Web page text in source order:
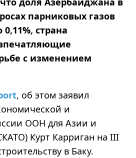
парниковых газов
0,11%, страна
с изменением
, об этом заявил
и
ООН для Азии и
Курт Карриган на III
в Баку.